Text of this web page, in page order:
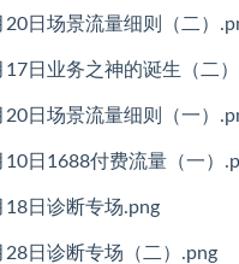
日场景流量细则（二）
日业务之神的诞生（二
日场景流量细则（一）
日1688付费流量（一）
日诊断专场.png
日诊断专场（二）.png